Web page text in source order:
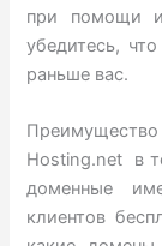
при помощи
убедитесь,
раньше вас.
Hosting.net в
доменные
клиентов